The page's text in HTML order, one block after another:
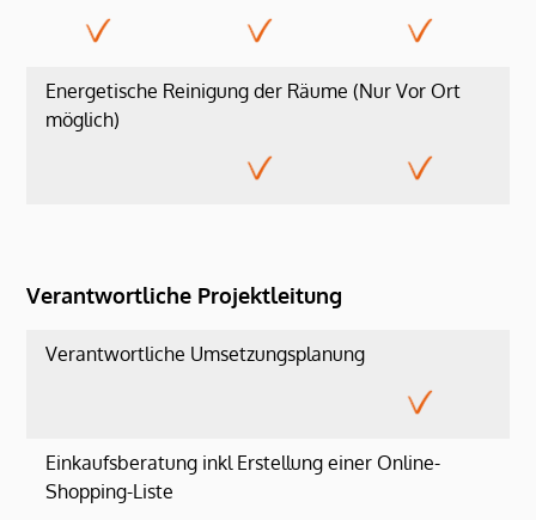
Energetische Reinigung der Räume (Nur Vor Ort
möglich)
Verantwortliche Projektleitung
Verantwortliche Umsetzungsplanung
Einkaufsberatung inkl Erstellung einer Online-
Shopping-Liste